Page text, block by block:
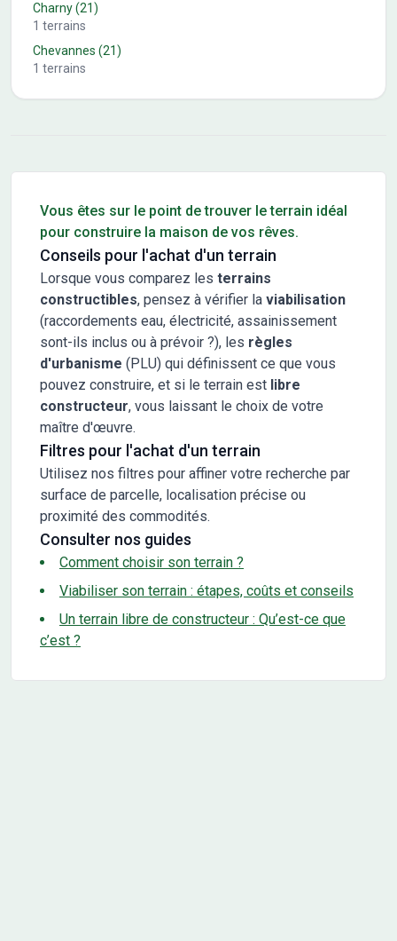
Charny(21)
1 terrains
Chevannes (21)
1 terrains
Vous êtes sur le point de trouver le terrain idéal
pour construire la maison de vos rêves.
Conseils pour l'achat d'un terrain
Lorsque vous comparez les terrains
constructibles, pensez à vérifier la viabilisation
(raccordements eau, électricité, assainissement
sont-ils inclus ou à prévoir ?), les règles
d'urbanisme (PLU) qui définissent ce que vous
pouvez construire, et si le terrain est libre
constructeur, vous laissant le choix de votre
maître d'œuvre.
Filtres pour l'achat d'un terrain
Utilisez nos filtres pour affiner votre recherche par
surface de parcelle, localisation précise ou
proximité des commodités.
Consulter nos guides
Comment choisir son terrain ?
Viabiliser son terrain : étapes, coûts et conseils
Un terrain libre de constructeur : Qu’est-ce que
c’est ?